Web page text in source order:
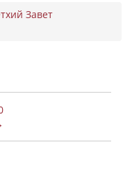
Завет